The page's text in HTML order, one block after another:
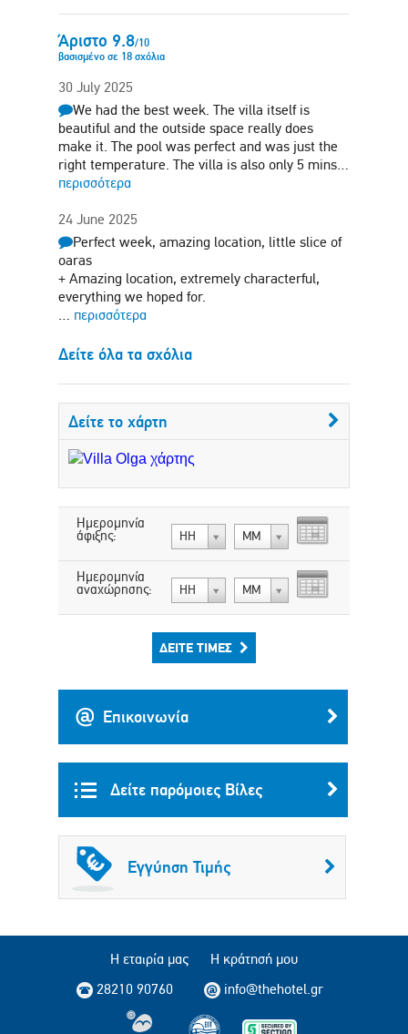
Άριστο 9.8/10
βασισμένο σε 18 σχόλια
30 July 2025
We had the best week. The villa itself is
beautiful and the outside space really does
make it. The pool was perfect and was just the
right temperature. The villa is also only 5 mins…
περισσότερα
24 June 2025
Perfect week, amazing location, little slice of
oaras
+ Amazing location, extremely characterful,
everything we hoped for.
… περισσότερα
Δείτε όλα τα σχόλια
Δείτε το χάρτη
Ημερομηνία
άφιξης: ΗΗ ΜΜ
Ημερομηνία
αναχώρησης: ΗΗ ΜΜ
ΔΕΊΤΕ ΤΙΜΈΣ
Επικοινωνία
Δείτε παρόμοιες Βίλες
Εγγύηση Τιμής
Η εταιρία μας
Η κράτησή μου
28210 90760
info@thehotel.gr